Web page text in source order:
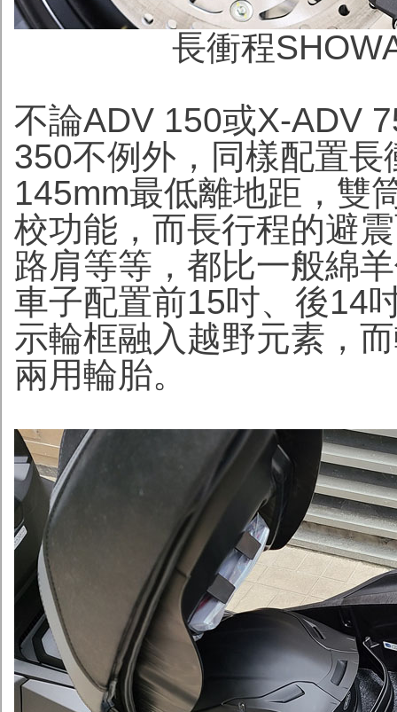
長衝程
不論ADV 150或X-ADV
350不例外，同樣配置
145mm最低離地距，雙
校功能，而長行程的避
路肩等等，都比一般綿
車子配置前15吋、後14
示輪框融入越野元素，
兩用輪胎。